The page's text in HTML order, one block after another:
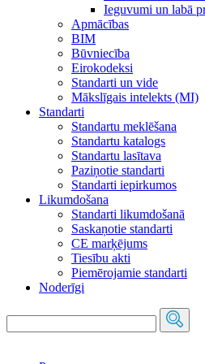
Ieguvumi un labā
Apmācības
BIM
Būvniecība
Eirokodeksi
Standarti un vide
Mākslīgais intelekts (MI)
Standarti
Standartu meklēšana
Standartu katalogs
Standartu lasītava
Paziņotie standarti
Standarti iepirkumos
Likumdošana
Standarti likumdošanā
Saskaņotie standarti
CE marķējums
Tiesību akti
Piemērojamie standarti
Noderīgi